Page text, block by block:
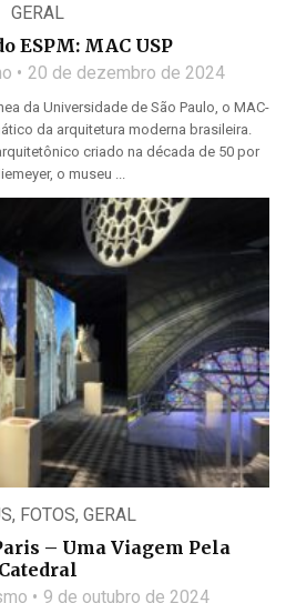
GERAL
ESPM: MAC USP
20 de dezembro de 2024
da Universidade de São Paulo, o MAC-
da arquitetura moderna brasileira.
criado na década de 50 por
o museu ...
, FOTOS, GERAL
– Uma Viagem Pela
Catedral
9 de outubro de 2024